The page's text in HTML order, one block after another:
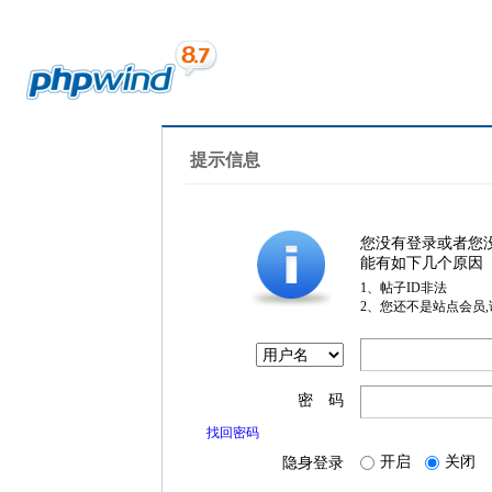
提示信息
您没有登录或者您
能有如下几个原因
1、帖子ID非法
2、您还不是站点会员
密 码
找回密码
隐身登录 开启 关闭